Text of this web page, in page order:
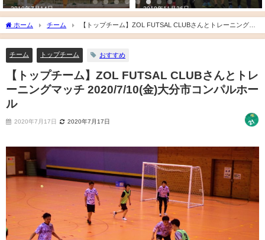
2019年7月14日 2019年11月26日
ホーム チーム
【トップチーム】ZOL FUTSAL CLUBさんとトレーニングマ
ッチ 2020/7/10(金)大分市コンパルホール
チーム トップチーム おすすめ
【トップチーム】ZOL FUTSAL CLUBさんとトレ
ーニングマッチ 2020/7/10(金)大分市コンパルホー
ル
2020年7月17日 2020年7月17日